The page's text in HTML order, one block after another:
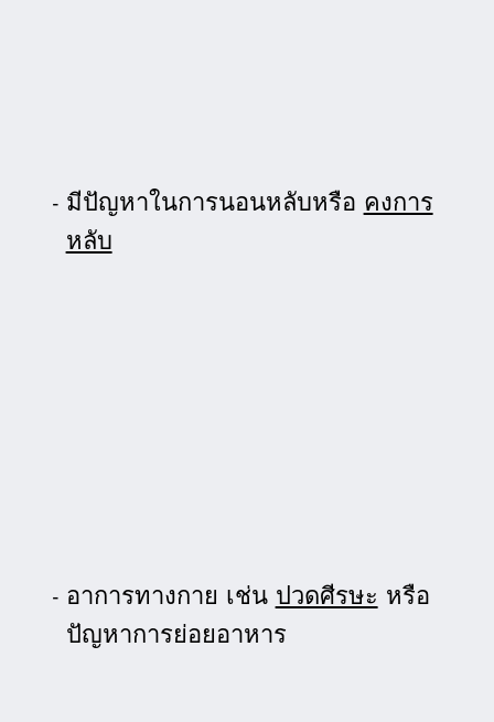
มีปัญหาในการนอนหลับหรือ คงการ
หลับ
อาการทางกาย เช่น ปวดศีรษะ หรือ
ปัญหาการย่อยอาหาร